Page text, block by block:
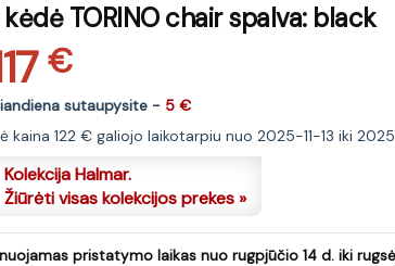
TORINO chair spalva: black
€
sutaupysite - 5 €
kaina 122 € galiojo laikotarpiu nuo 2025-11-13 iki
Kolekcija Halmar.
Žiūrėti visas kolekcijos prekes »
pristatymo laikas nuo rugpjūčio 14 d. iki